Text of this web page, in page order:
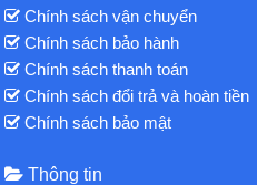
Chính sách vận chuyển
Chính sách bảo hành
Chính sách thanh toán
Chính sách đổi trả và hoàn tiền
Chính sách bảo mật
Thông tin